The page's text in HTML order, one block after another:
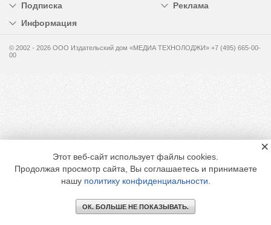
Подписка
Реклама
Информация
© 2002 - 2026 OOO Издательский дом «МЕДИА ТЕХНОЛОДЖИ» +7 (495) 665-00-
00
Этот веб-сайт использует файлы cookies.
Продолжая просмотр сайта, Вы соглашаетесь и принимаете
нашу политику конфиденциальности
ОК. БОЛЬШЕ НЕ ПОКАЗЫВАТЬ.
×